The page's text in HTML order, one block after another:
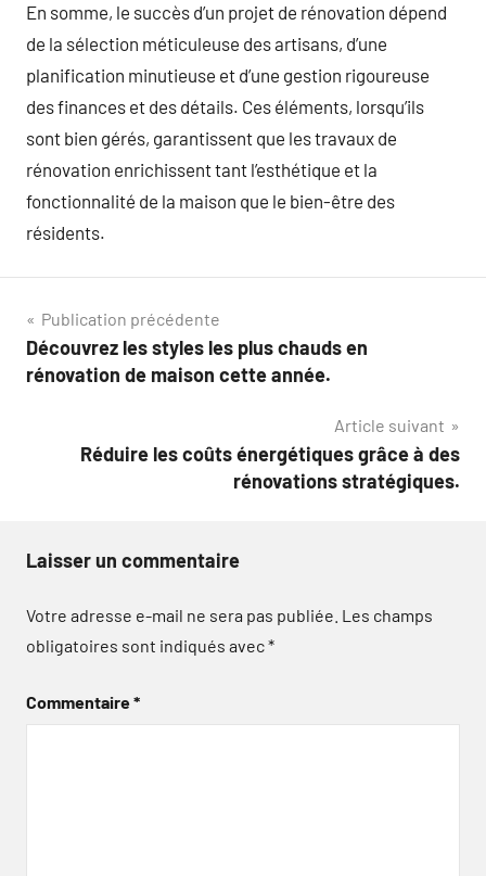
En somme, le succès d’un projet de rénovation dépend
de la sélection méticuleuse des artisans, d’une
planification minutieuse et d’une gestion rigoureuse
des finances et des détails. Ces éléments, lorsqu’ils
sont bien gérés, garantissent que les travaux de
rénovation enrichissent tant l’esthétique et la
fonctionnalité de la maison que le bien-être des
résidents.
Navigation
de
Publication précédente
Découvrez les styles les plus chauds en
rénovation de maison cette année.
Article suivant
Réduire les coûts énergétiques grâce à des
rénovations stratégiques.
Laisser un commentaire
Votre adresse e-mail ne sera pas publiée. Les champs
obligatoires sont indiqués avec*
Commentaire*